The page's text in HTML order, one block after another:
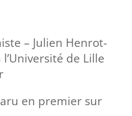
– Julien Henrot-
de Lille
en premier sur